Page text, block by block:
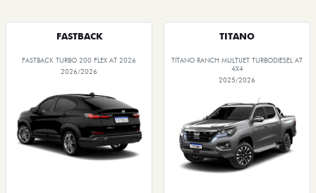
FASTBACK
FASTBACK TURBO 200 FLEX AT 2026
2026/2026
TITANO
TITANO RANCH MULTIJET TURBODIESEL AT
4X4
2025/2026